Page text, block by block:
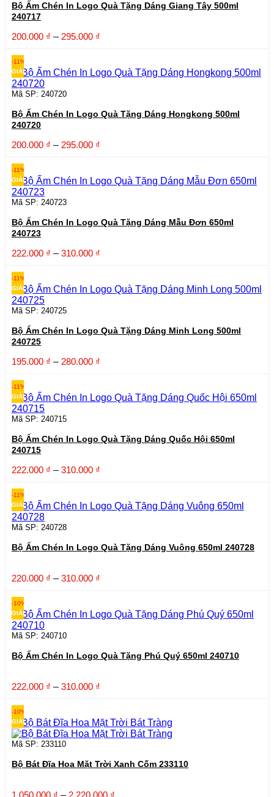
Bộ Ấm Chén In Logo Quà Tặng Dáng Giang Tây 500ml
240717
200.000 ₫ – 295.000 ₫
200.000 ₫
đến
-11%
GIẢM
Mã SP: 240720
Bộ Ấm Chén In Logo Quà Tặng Dáng Hongkong 500ml
240720
200.000 ₫ – 295.000 ₫
200.000 ₫
đến
-11%
GIẢM
Mã SP: 240723
Bộ Ấm Chén In Logo Quà Tặng Dáng Mẫu Đơn 650ml
240723
222.000 ₫ – 310.000 ₫
222.000 ₫
đến
-11%
GIẢM
Mã SP: 240725
Bộ Ấm Chén In Logo Quà Tặng Dáng Minh Long 500ml
240725
195.000 ₫ – 280.000 ₫
195.000 ₫
đến
-11%
GIẢM
Mã SP: 240715
Bộ Ấm Chén In Logo Quà Tặng Dáng Quốc Hội 650ml
240715
222.000 ₫ – 310.000 ₫
222.000 ₫
đến
-11%
GIẢM
Mã SP: 240728
Bộ Ấm Chén In Logo Quà Tặng Dáng Vuông 650ml 240728
220.000 ₫ – 310.000 ₫
220.000 ₫
đến
-10%
GIẢM
Mã SP: 240710
Bộ Ấm Chén In Logo Quà Tặng Phú Quý 650ml 240710
222.000 ₫ – 310.000 ₫
222.000 ₫
đến
310.000 ₫
-10%
GIẢM
Mã SP: 233110
Bộ Bát Đĩa Hoa Mặt Trời Xanh Cốm 233110
1.050.000 ₫ – 2.220.000 ₫